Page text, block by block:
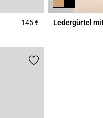
145 €5 out of 5 Customer
Ledergürtel